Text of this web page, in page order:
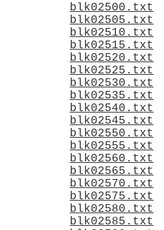
blk02500.txt
blk02505.txt
blk02510.txt
blk02515.txt
blk02520.txt
blk02525.txt
blk02530.txt
blk02535.txt
blk02540.txt
blk02545.txt
blk02550.txt
blk02555.txt
blk02560.txt
blk02565.txt
blk02570.txt
blk02575.txt
blk02580.txt
blk02585.txt